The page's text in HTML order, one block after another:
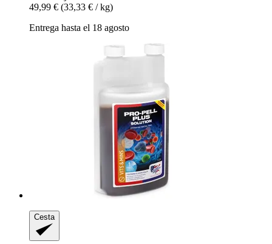
49,99 € (33,33 € / kg)
Entrega hasta el 18 agosto
Cesta